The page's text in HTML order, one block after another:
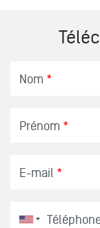
Nom *
Prénom *
E-mail *